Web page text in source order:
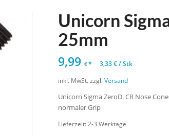
Unicorn
25mm
9,99€* 3,33€/Stk
inkl. MwSt. zzgl.Versand
Unicorn Sigma ZeroD. CR Nose
normaler Grip
Lieferzeit: 2-3 Werktage